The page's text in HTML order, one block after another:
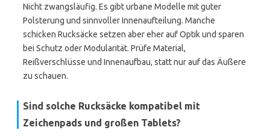
Nicht zwangsläufig. Es gibt urbane Modelle mit guter
Polsterung und sinnvoller Innenaufteilung. Manche
schicken Rucksäcke setzen aber eher auf Optik und sparen
bei Schutz oder Modularität. Prüfe Material,
Reißverschlüsse und Innenaufbau, statt nur auf das Äußere
zu schauen.
Sind solche Rucksäcke kompatibel mit
Zeichenpads und großen Tablets?